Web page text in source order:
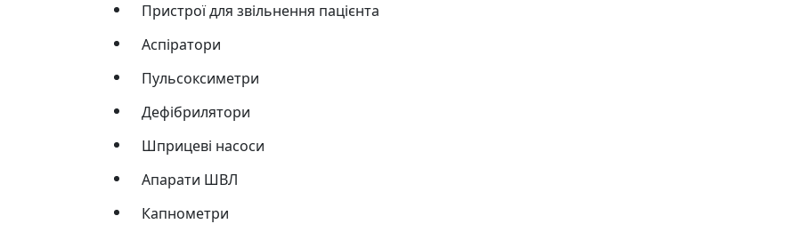
Пристрої для звільнення пацієнта
Аспіратори
Пульсоксиметри
Дефібрилятори
Шприцеві насоси
Апарати ШВЛ
Капнометри